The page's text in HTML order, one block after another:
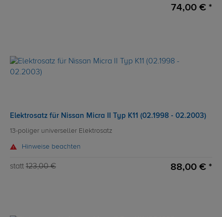
74,00 € *
Elektrosatz für Nissan Micra II Typ K11 (02.1998 - 02.2003)
13-poliger universeller Elektrosatz
Hinweise beachten
statt 123,00 € 88,00 € *